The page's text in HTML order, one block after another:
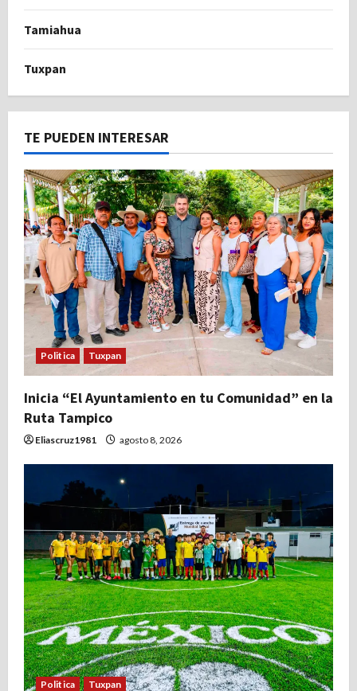
Tamiahua
Tuxpan
TE PUEDEN INTERESAR
Politica Tuxpan
Inicia “El Ayuntamiento en tu Comunidad” en la
Ruta Tampico
Eliascruz1981 agosto 8, 2026
Politica Tuxpan